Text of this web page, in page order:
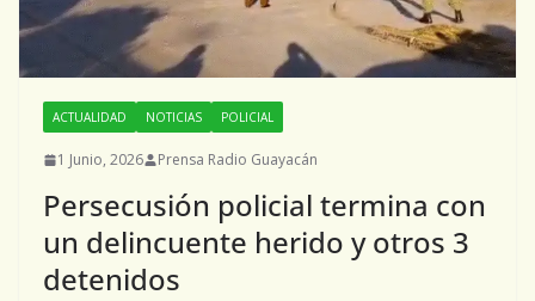
ACTUALIDAD NOTICIAS POLICIAL
1 Junio, 2026 Prensa Radio Guayacán
Persecusión policial termina con
un delincuente herido y otros 3
detenidos